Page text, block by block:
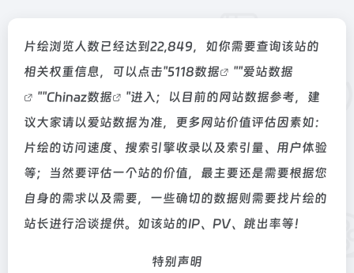
片绘浏览人数已经达到22,849，如你需要查询该站的
相关权重信息，可以点击"5118数据 ""爱站数据
""Chinaz数据
"进入；以目前的网站数据参考，建
议大家请以爱站数据为准，更多网站价值评估因素如：
片绘的访问速度、搜索引擎收录以及索引量、用户体验
等；当然要评估一个站的价值，最主要还是需要根据您
自身的需求以及需要，一些确切的数据则需要找片绘的
站长进行洽谈提供。如该站的IP、PV、跳出率等！
特别声明